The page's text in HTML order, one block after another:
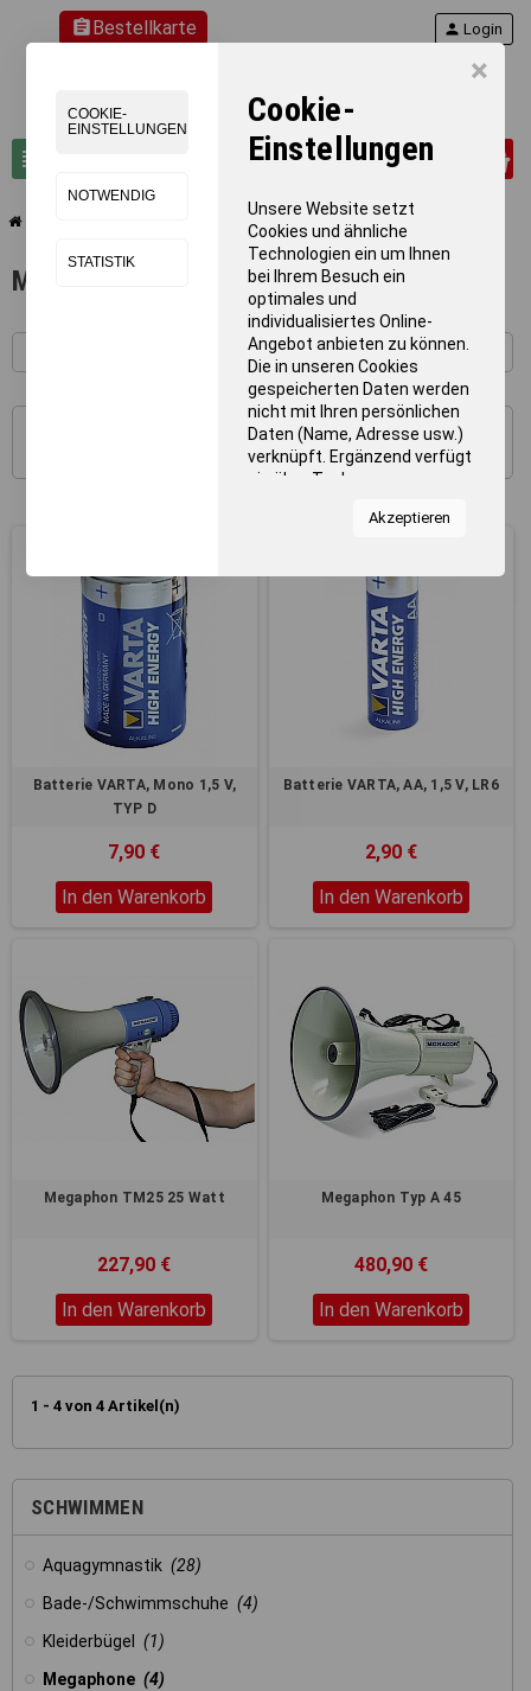
×
COOKIE-
EINSTELLUNGEN
NOTWENDIG
STATISTIK
Cookie-
Einstellungen
Unsere Website setzt
Cookies und ähnliche
Technologien ein um Ihnen
bei Ihrem Besuch ein
optimales und
individualisiertes Online-
Angebot anbieten zu können.
Die in unseren Cookies
gespeicherten Daten werden
nicht mit Ihren persönlichen
Daten (Name, Adresse usw.)
verknüpft. Ergänzend verfügt
sie über Tools von
Statistiken zur Nutzung
zum Anzeigen relevanter
Inhalte. Durch Klicken auf
"Alles erlauben" stimmen Sie
dem Einsatz von Cookies und
ähnlichen Technologien zu
den vorgenannten Zwecken
zu. Durch Klicken auf
treffen und erteilte
Nähere Informationen,
insbesondere zu
Einstellungs- und
Sie können durch die
Navigation auf die
Registerkarten auf der linken
Seite alle Ihre Cookie-
Einstellungen anzupassen.
Akzeptieren
assignmentBestellkarte
view_headline search
person Login
SCHWIMMEN
Aquagymnastik (28)
Bade-/Schwimmschuhe (4)
Kleiderbügel
(1)
Megaphone (4)
Megaphone
Batterie VARTA, Mono 1,5 V,
TYP D
7,90 €
In den Warenkorb
Batterie VARTA, AA, 1,5 V, LR6
2,90 €
In den Warenkorb
Megaphon TM25 25 Watt
227,90 €
In den Warenkorb
Megaphon Typ A 45
480,90 €
In den Warenkorb
1 - 4 von 4 Artikel(n)